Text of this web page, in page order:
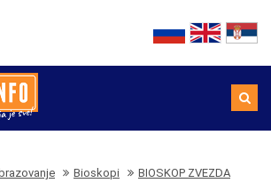
Bioskopi BIOSKOP ZVEZDA